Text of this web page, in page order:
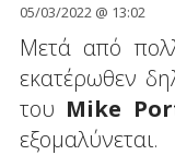
05/03/2022 @ 13:02
Μετά από
εκατέρωθεν
του Mike
εξομαλύνεται.